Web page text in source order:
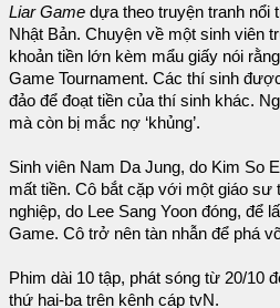
Liar Game dựa theo truyện tranh nổi
Nhật Bản. Chuyện về một sinh viên
khoản tiền lớn kèm mẩu giấy nói
Game Tournament. Các thí sinh
đảo để đoạt tiền của thí sinh khác.
mà còn bị mắc nợ ‘khủng’.
Sinh viên Nam Da Jung, do Kim So
mất tiền. Cô bắt cặp với một giáo sư
nghiệp, do Lee Sang Yoon đóng, để
Game. Cô trở nên tàn nhẫn để phá
Phim dài 10 tập, phát sóng từ 20/10
thứ hai-ba trên kênh cáp tvN.